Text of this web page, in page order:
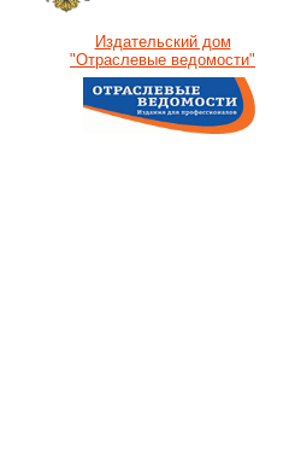
Издательский дом
"Отраслевые ведомости"